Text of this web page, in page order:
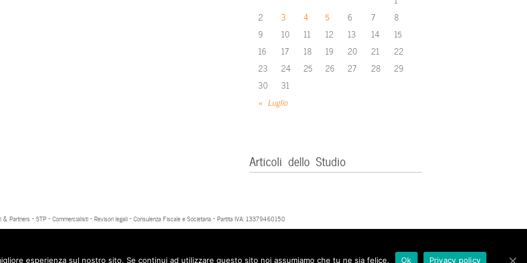
« Luglio
2
3 4 5 6 7
8
9
10 11 12 13 14
15
16
17 18 19 20 21
22
23
24 25 26 27 28
29
30
31
Articoli dello Studio
& Partners - STP - Commercialisti - Revisori legali - Consulenza Fiscale e Societaria - Partita IVA: 13379460150
esperienza sul nostro sito. Se continui ad utilizzare questo sito noi assumiamo che tu ne sia felice. Ok Privacy policy